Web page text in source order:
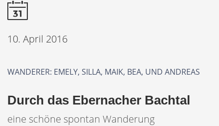
10. April 2016
WANDERER: EMELY, SILLA, MAIK, BEA, UND ANDREAS
Durch das Ebernacher Bachtal
eine schöne spontan Wanderung